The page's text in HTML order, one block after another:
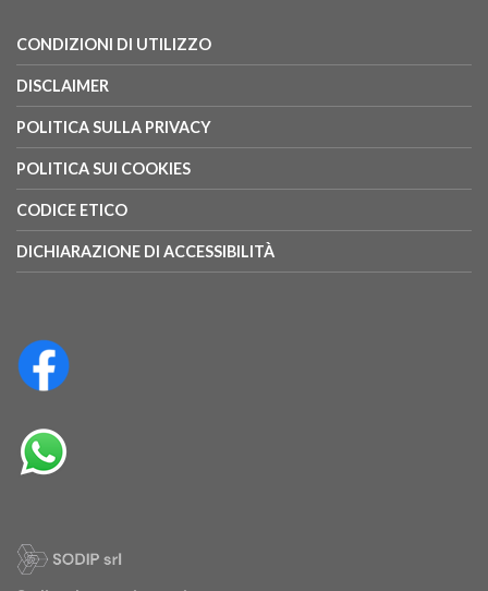
CONDIZIONI DI UTILIZZO
DISCLAIMER
POLITICA SULLA PRIVACY
POLITICA SUI COOKIES
CODICE ETICO
DICHIARAZIONE DI ACCESSIBILITÀ